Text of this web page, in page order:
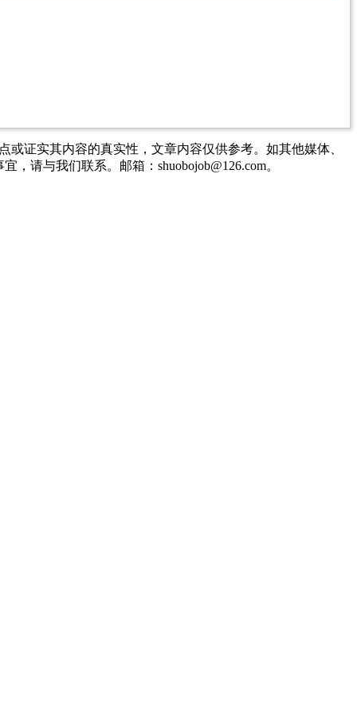
证实其内容的真实性，文章内容仅供参考。如其他媒体、
请与我们联系。邮箱：shuobojob@126.com。